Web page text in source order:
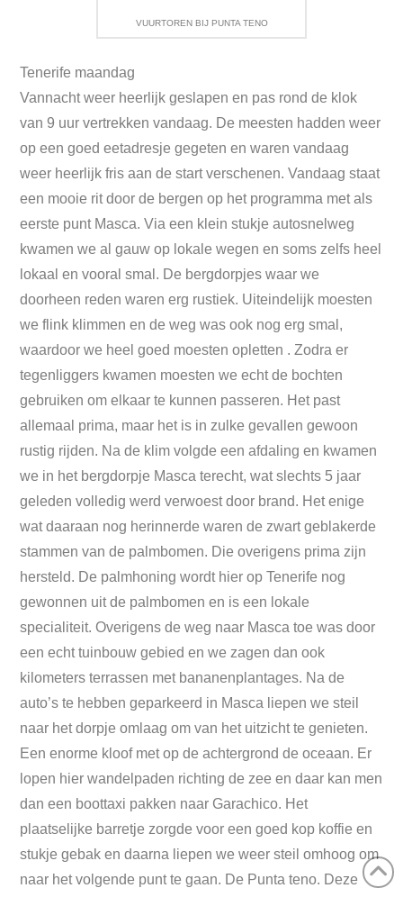
VUURTOREN BIJ PUNTA TENO
Tenerife maandag
Vannacht weer heerlijk geslapen en pas rond de klok
van 9 uur vertrekken vandaag. De meesten hadden weer
op een goed eetadresje gegeten en waren vandaag
weer heerlijk fris aan de start verschenen. Vandaag staat
een mooie rit door de bergen op het programma met als
eerste punt Masca. Via een klein stukje autosnelweg
kwamen we al gauw op lokale wegen en soms zelfs heel
lokaal en vooral smal. De bergdorpjes waar we
doorheen reden waren erg rustiek. Uiteindelijk moesten
we flink klimmen en de weg was ook nog erg smal,
waardoor we heel goed moesten opletten . Zodra er
tegenliggers kwamen moesten we echt de bochten
gebruiken om elkaar te kunnen passeren. Het past
allemaal prima, maar het is in zulke gevallen gewoon
rustig rijden. Na de klim volgde een afdaling en kwamen
we in het bergdorpje Masca terecht, wat slechts 5 jaar
geleden volledig werd verwoest door brand. Het enige
wat daaraan nog herinnerde waren de zwart geblakerde
stammen van de palmbomen. Die overigens prima zijn
hersteld. De palmhoning wordt hier op Tenerife nog
gewonnen uit de palmbomen en is een lokale
specialiteit. Overigens de weg naar Masca toe was door
een echt tuinbouw gebied en we zagen dan ook
kilometers terrassen met bananenplantages. Na de
auto’s te hebben geparkeerd in Masca liepen we steil
naar het dorpje omlaag om van het uitzicht te genieten.
Een enorme kloof met op de achtergrond de oceaan. Er
lopen hier wandelpaden richting de zee en daar kan men
dan een boottaxi pakken naar Garachico. Het
plaatselijke barretje zorgde voor een goed kop koffie en
stukje gebak en daarna liepen we weer steil omhoog om
naar het volgende punt te gaan. De Punta teno. Deze